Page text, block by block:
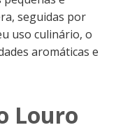
seguidas por
uso culinário, o
aromáticas e
Louro